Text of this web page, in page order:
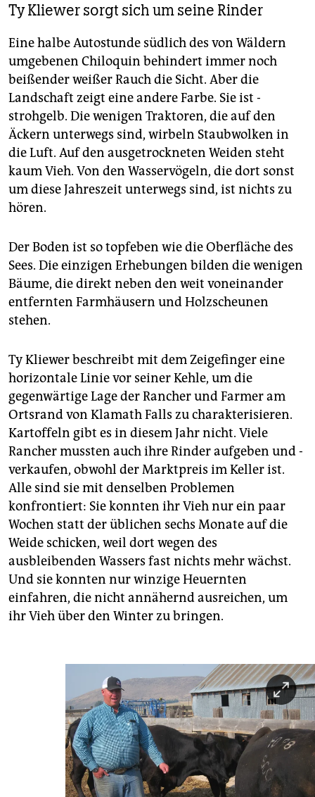
Ty Kliewer sorgt sich um seine Rinder
Eine halbe Autostunde südlich des von Wäldern
umgebenen Chiloquin behindert immer noch
beißender weißer Rauch die Sicht. Aber die
Landschaft zeigt eine andere Farbe. Sie ist ­
strohgelb. Die wenigen Traktoren, die auf den
Äckern unterwegs sind, wirbeln Staubwolken in
die Luft. Auf den ausgetrockneten Weiden steht
kaum Vieh. Von den Wasservögeln, die dort sonst
um diese Jahreszeit unterwegs sind, ist nichts zu
hören.
Der Boden ist so topfeben wie die Oberfläche des
Sees. Die einzigen Erhebungen bilden die wenigen
Bäume, die direkt neben den weit voneinander
entfernten Farmhäusern und Holzscheunen
stehen.
Ty Kliewer beschreibt mit dem Zeigefinger eine
horizontale Linie vor seiner Kehle, um die
gegenwärtige Lage der Rancher und Farmer am
Ortsrand von Klamath Falls zu charakterisieren.
Kartoffeln gibt es in diesem Jahr nicht. Viele
Rancher mussten auch ihre Rinder aufgeben und ­
verkaufen, obwohl der Marktpreis im Keller ist.
Alle sind sie mit denselben Problemen
konfrontiert: Sie konnten ihr Vieh nur ein paar
Wochen statt der üblichen sechs Monate auf die
Weide schicken, weil dort wegen des
ausbleibenden Wassers fast nichts mehr wächst.
Und sie konnten nur winzige Heuernten
einfahren, die nicht annähernd ausreichen, um
ihr Vieh über den Winter zu bringen.